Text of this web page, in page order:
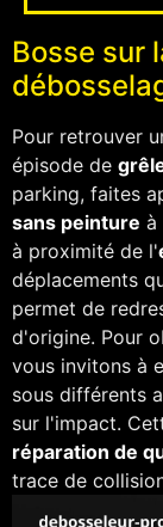
Bosse sur
Pour retrouver
épisode de
parking, faites
sans peinture à
à proximité de l'
déplacements
permet de
d'origine. Pour
vous invitons à
sous différents
sur l'impact.
réparation de
trace de